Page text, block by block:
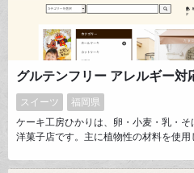
スイーツ
福岡県
ケーキ工房ひかりは、卵・小麦・乳・
洋菓子店です。主に植物性の材料を使
かくしっとりしたスポンジに豆乳クリ